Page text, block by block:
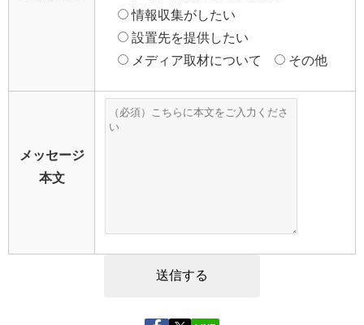
情報収集がしたい
設置先を提供したい
メディア取材について
その他
メッセージ
本文